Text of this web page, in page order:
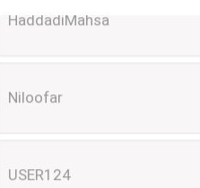
Niloofar
USER124
malekf